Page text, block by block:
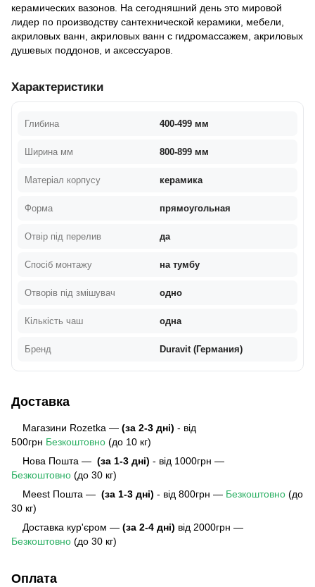
керамических вазонов. На сегодняшний день это мировой
лидер по производству сантехнической керамики, мебели,
акриловых ванн, акриловых ванн с гидромассажем, акриловых
душевых поддонов, и аксессуаров.
Характеристики
Глибина 400-499 мм
Ширина мм 800-899 мм
Матеріал корпусу керамика
Форма прямоугольная
Отвір під перелив да
Спосіб монтажу на тумбу
Отворів під змішувач одно
Кількість чаш одна
Бренд Duravit (Германия)
Доставка
Магазини Rozetka — (за 2-3 дні) - від
500грн Безкоштовно (до 10 кг)
Нова Пошта — (за 1-3 дні) - від 1000грн —
Безкоштовно (до 30 кг)
Meest Пошта — (за 1-3 дні) - від 800грн — Безкоштовно (до
30 кг)
Доставка кур'єром — (за 2-4 дні) від 2000грн —
Безкоштовно (до 30 кг)
Оплата